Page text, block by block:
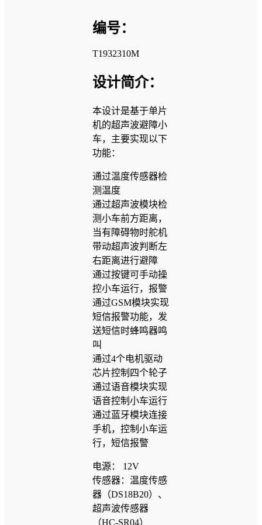
编号：
T1932310M
设计简介：
本设计是基于单片
机的超声波避障小
车，主要实现以下
功能：
通过温度传感器检
测温度
通过超声波模块检
测小车前方距离，
当有障碍物时舵机
带动超声波判断左
右距离进行避障
通过按键可手动操
控小车运行，报警
通过GSM模块实现
短信报警功能，发
送短信时蜂鸣器鸣
叫
通过4个电机驱动
芯片控制四个轮子
通过语音模块实现
语音控制小车运行
通过蓝牙模块连接
手机，控制小车运
行，短信报警
电源： 12V
传感器：温度传感
器（DS18B20）、
超声波传感器
（HC-SR04）